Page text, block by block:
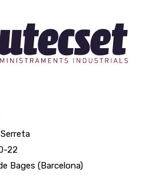
22
Bages (Barcelona)